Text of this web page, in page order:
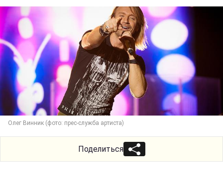
Олег Винник (фото: прес-служба артиста)
Поделиться